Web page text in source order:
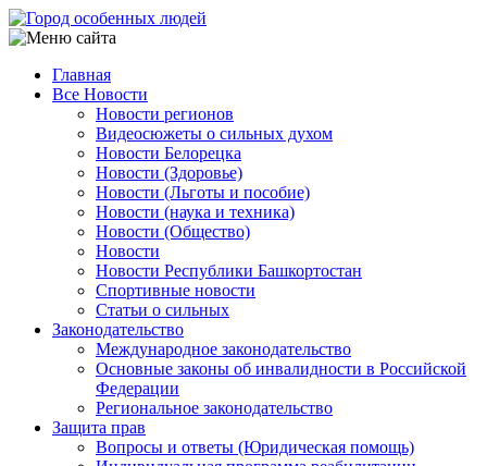
Перейти
к
содержанию
Main
navigation
Главная
Все Новости
Новости регионов
Видеосюжеты о сильных духом
Новости Белорецка
Новости (Здоровье)
Новости (Льготы и пособие)
Новости (наука и техника)
Новости (Общество)
Новости
Новости Республики Башкортостан
Спортивные новости
Статьи о сильных
Законодательство
Международное законодательство
Основные законы об инвалидности в Российской
Федерации
Региональное законодательство
Защита прав
Вопросы и ответы (Юридическая помощь)